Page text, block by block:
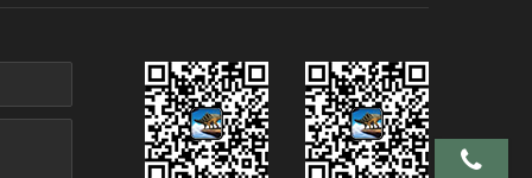
手机 137-